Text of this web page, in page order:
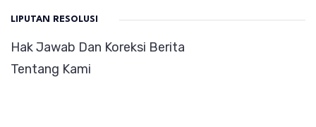
LIPUTAN RESOLUSI
Hak Jawab Dan Koreksi Berita
Tentang Kami